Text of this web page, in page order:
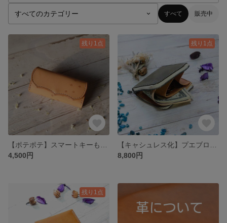
すべて 販売中
残り1点
4,500円
残り1点
8,800円
残り1点